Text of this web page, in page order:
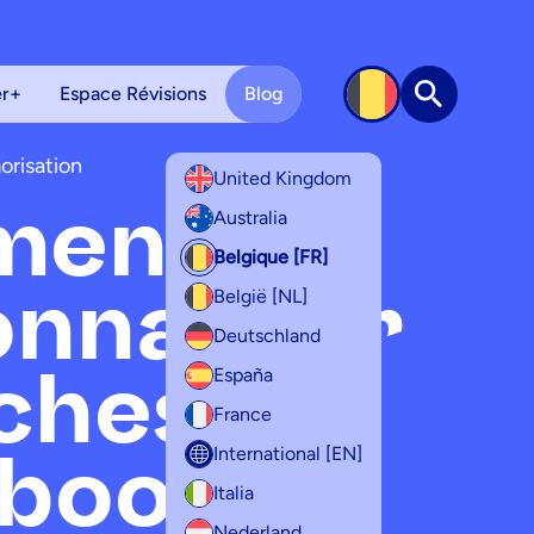
Espace Révisions Blog
United Kingdom
Australia
Belgique [FR]
België [NL]
Deutschland
España
France
International [EN]
Italia